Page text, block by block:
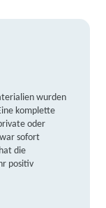
wurden
komplette
oder
sofort
die
positiv